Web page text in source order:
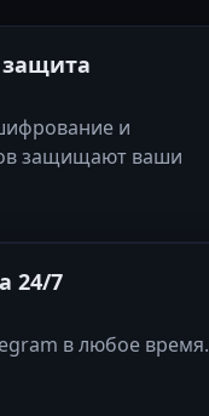
и
защищают ваши
24/7
в любое время.